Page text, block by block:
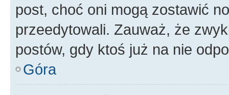
post, choć oni mogą zostawić
przeedytowali. Zauważ, że
postów, gdy ktoś już na nie
Góra